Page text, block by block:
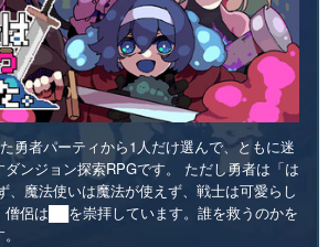
勇者パーティから1人だけ選んで、ともに迷
ンジョン探索RPGです。 ただし勇者は「は
、魔法使いは魔法が使えず、戦士は可愛らし
僧侶は██を崇拝しています。誰を救うのかを